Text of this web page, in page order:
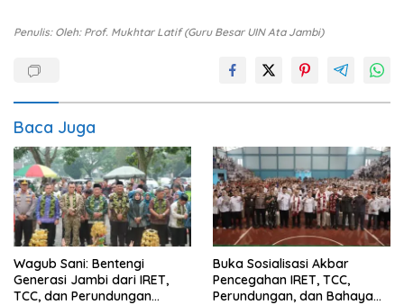
Penulis: Oleh: Prof. Mukhtar Latif (Guru Besar UIN Ata Jambi)
Baca Juga
Wagub Sani: Bentengi
Generasi Jambi dari IRET,
TCC, dan Perundungan
Buka Sosialisasi Akbar
Pencegahan IRET, TCC,
Perundungan, dan Bahaya